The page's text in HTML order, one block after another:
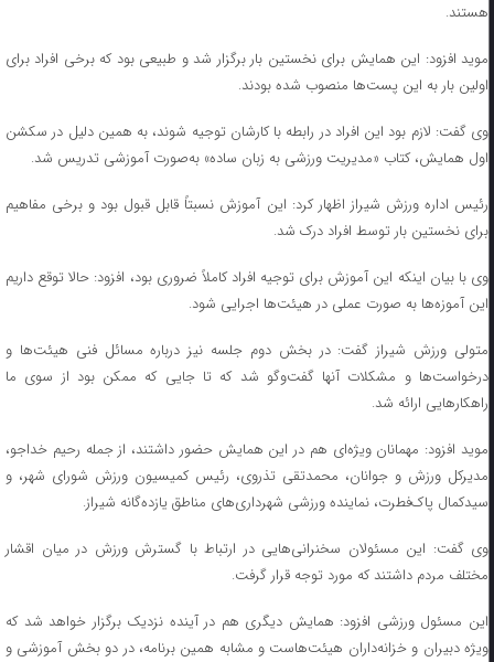
هستند.
موید افزود: این همایش برای نخستین بار برگزار شد و طبیعی بود که برخی افراد برای
اولین بار به این پست‌ها منصوب شده بودند.
وی گفت: لازم بود این افراد در رابطه با کارشان توجیه شوند، به همین دلیل در سکشن
اول همایش، کتاب «مدیریت ورزشی به زبان ساده» به‌صورت آموزشی تدریس شد.
رئیس اداره ورزش شیراز اظهار کرد: این آموزش نسبتاً قابل قبول بود و برخی مفاهیم
برای نخستین بار توسط افراد درک شد.
وی با بیان اینکه این آموزش برای توجیه افراد کاملاً ضروری بود، افزود: حالا توقع داریم
این آموزه‌ها به صورت عملی در هیئت‌ها اجرایی شود.
متولی ورزش شیراز گفت: در بخش دوم جلسه نیز درباره مسائل فنی هیئت‌ها و
درخواست‌ها و مشکلات آنها گفت‌و‌گو شد که تا جایی که ممکن بود از سوی ما
راهکار‌هایی ارائه شد.
موید افزود: مهمانان ویژه‌ای هم در این همایش حضور داشتند، از جمله رحیم خداجو،
مدیرکل ورزش و جوانان، محمدتقی تذروی، رئیس کمیسیون ورزش شورای شهر، و
سیدکمال پاک‌فطرت، نماینده ورزشی شهرداری‌های مناطق یازده‌گانه شیراز.
وی گفت: این مسئولان سخنرانی‌هایی در ارتباط با گسترش ورزش در میان اقشار
مختلف مردم داشتند که مورد توجه قرار گرفت.
این مسئول ورزشی افزود: همایش دیگری هم در آینده نزدیک برگزار خواهد شد که
ویژه دبیران و خزانه‌داران هیئت‌هاست و مشابه همین برنامه، در دو بخش آموزشی و